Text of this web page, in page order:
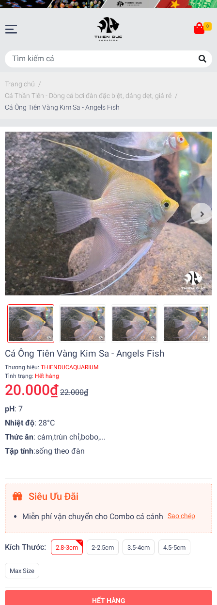
0
Trang chủ /
Cá Thần Tiên - Dòng cá bơi đàn đặc biệt, dáng dẹt, giá rẻ /
Cá Ông Tiên Vàng Kim Sa - Angels Fish
Cá Ông Tiên Vàng Kim Sa - Angels Fish
Thương hiệu: THIENDUCAQUARIUM
Tình trạng: Hết hàng
20.000₫ 22.000₫
pH: 7
Nhiệt độ: 28°C
Thức ăn: cám,trùn chỉ,bobo,...
Tập tính:sống theo đàn
Siêu Ưu Đãi
Miễn phí vận chuyển cho Combo cá cảnh Sao chép
Kích Thước: 2.8-3cm 2-2.5cm 3.5-4cm 4.5-5cm
Max Size
HẾT HÀNG